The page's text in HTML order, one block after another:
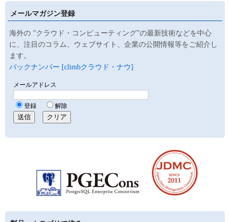
メールマガジン登録
海外の ”クラウド・コンピューティング”の最新技術などを中心
に、注目のコラム、ウェブサイト、企業の公開情報等をご紹介し
ます。
バックナンバー [climbクラウド・ナウ]